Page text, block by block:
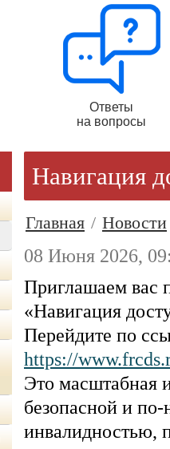
Ответы
на вопросы
Навигация
Главная / Новости
08 Июня 2026,
Приглашаем вас
«Навигация
Перейдите по
https://
Это масштабная
безопасной и
инвалидностью,